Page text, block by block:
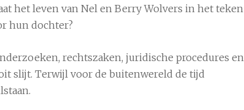
het leven van Nel en Berry Wolvers in het teken
hun dochter?
rechtszaken, juridische procedures en
slijt. Terwijl voor de buitenwereld de tijd